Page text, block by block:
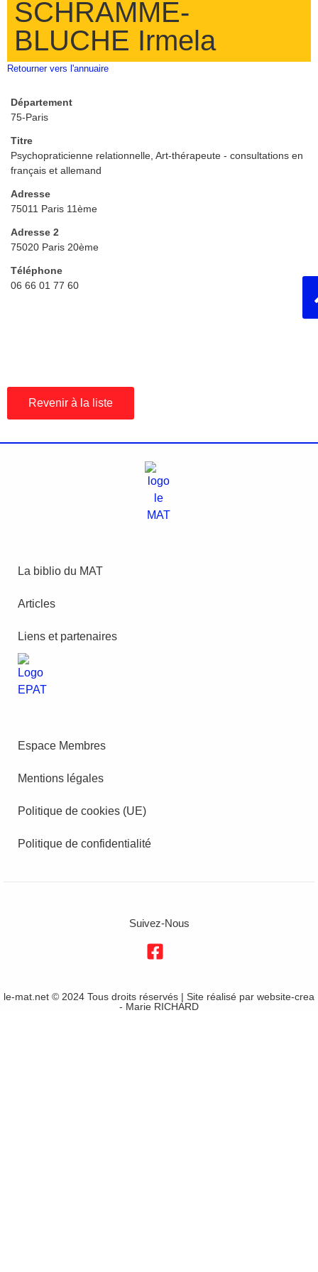
SCHRAMME-
BLUCHE Irmela
Retourner vers l'annuaire
Département
75-Paris
Titre
Psychopraticienne relationnelle, Art-thérapeute - consultations en
français et allemand
Adresse
75011 Paris 11ème
Adresse 2
75020 Paris 20ème
Téléphone
06 66 01 77 60
Revenir à la liste
La biblio du MAT
Articles
Liens et partenaires
Espace Membres
Mentions légales
Politique de cookies (UE)
Politique de confidentialité
Suivez-Nous
le-mat.net © 2024 Tous droits réservés | Site réalisé par website-crea
- Marie RICHARD